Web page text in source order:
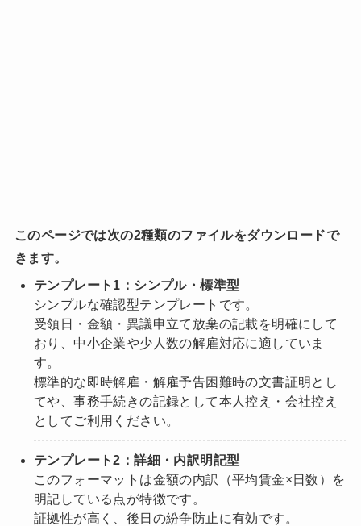
このページでは次の2種類のファイルをダウンロードで
きます。
テンプレート1：シンプル・標準型
シンプルな確認型テンプレートです。
受領日・金額・異議申立て放棄の記載を明確にして
おり、中小企業や少人数の解雇対応に適していま
す。
標準的な即時解雇・解雇予告困難時の文書証明とし
てや、事務手続きの記録として本人控え・会社控え
としてご利用ください。
テンプレート2：詳細・内訳明記型
このフォーマットは金額の内訳（平均賃金×日数）を
明記している点が特徴です。
証拠性が高く、後日の紛争防止に有効です。